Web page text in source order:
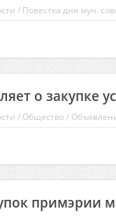
/ Повестка дня мун.
о закупке
/ Общество/
примэрии